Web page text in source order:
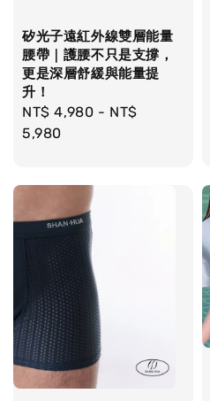
矽光子遠紅外線雙層能量
腰帶｜護腰不只是支撐，
更是深層舒緩與能量提
升！
Regular
price
NT$ 4,980 - NT$
5,980